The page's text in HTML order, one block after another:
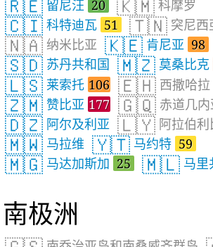
🇷🇪 留尼汪 20 🇰🇲 科摩罗
🇨🇮 科特迪瓦 51 🇹🇳 突尼西
🇳🇦 纳米比亚 🇰🇪 肯尼亚 98
🇸🇩 苏丹共和国 🇲🇿 莫桑比克
🇱🇸 莱索托 106 🇪🇭 西撒哈拉
🇿🇲 赞比亚 177 🇬🇶 赤道几内
🇩🇿 阿尔及利亚 🇱🇾 阿拉伯
🇲🇼 马拉维 🇾🇹 马约特 59
🇲🇬 马达加斯加 25 🇲🇱 马里
南极洲